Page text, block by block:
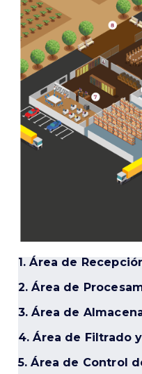
1. Área de
2. Área de
3. Área de
4. Área de Filtrado
5. Área de Control